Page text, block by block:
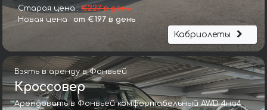
Старая цена :€227 в день
Новая цена : от €197 в день
Кабриолеты
Взять в аренду в Фонвьей
Кроссовер
Арендовать в Фонвьей комфортабельный AWD 4на4